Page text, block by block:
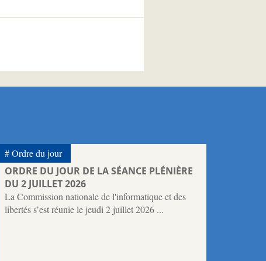
ORDRE DU JOUR DE LA SÉANCE PLÉNIÈRE
DU 2 JUILLET 2026
La Commission nationale de l'informatique et des
libertés s’est réunie le jeudi 2 juillet 2026 ...
Ordre du jour